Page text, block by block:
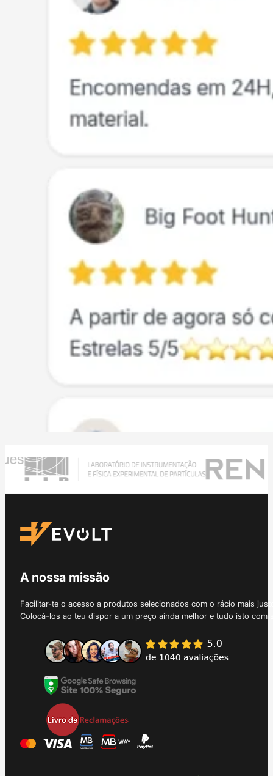
A nossa missão
Facilitar-te o acesso a produtos selecionados com o rácio mais
Colocá-los ao teu dispor a um preço ainda melhor e tudo isto